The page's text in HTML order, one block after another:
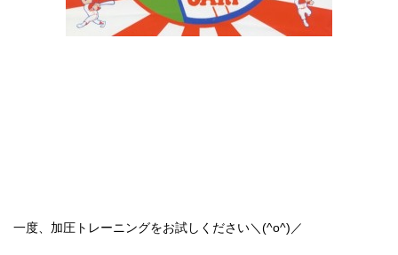
一度、加圧トレーニングをお試しください＼(^o^)／